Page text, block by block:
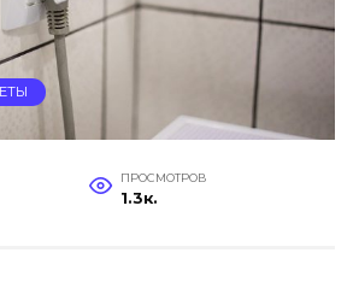
ПРОСМОТРОВ
1.3к.